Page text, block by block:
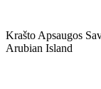
Krašto Apsaugos
Arubian Island